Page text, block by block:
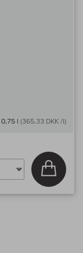
0,75 l (365,33 DKK /l)
Læg i